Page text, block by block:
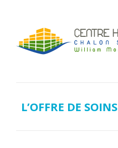
L’OFFRE DE SOINS
CHWM